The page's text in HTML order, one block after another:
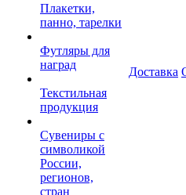
Плакетки,
панно, тарелки
Футляры для
наград
Текстильная
продукция
Сувениры с
символикой
России,
регионов,
стран
Доставка